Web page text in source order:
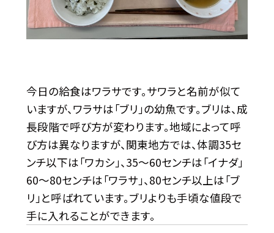
今日の給食はワラサです。サワラと名前が似て
いますが、ワラサは「ブリ」の幼魚です。ブリは、成
長段階で呼び方が変わります。地域によって呼
び方は異なりますが、関東地方では、体調35セ
ンチ以下は「ワカシ」、35〜60センチは「イナダ」
60〜80センチは「ワラサ」、80センチ以上は「ブ
リ」と呼ばれています。ブリよりも手頃な値段で
手に入れることができます。